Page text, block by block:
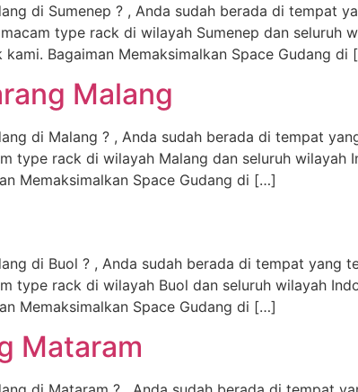
di Sumenep ? , Anda sudah berada di tempat
type rack di wilayah Sumenep dan seluruh
Bagaiman Memaksimalkan Space Gudang di
Malang
di Malang ? , Anda sudah berada di tempat
type rack di wilayah Malang dan seluruh wilayah
Memaksimalkan Space Gudang di […]
di Buol ? , Anda sudah berada di tempat
type rack di wilayah Buol dan seluruh wilayah
Memaksimalkan Space Gudang di […]
Mataram